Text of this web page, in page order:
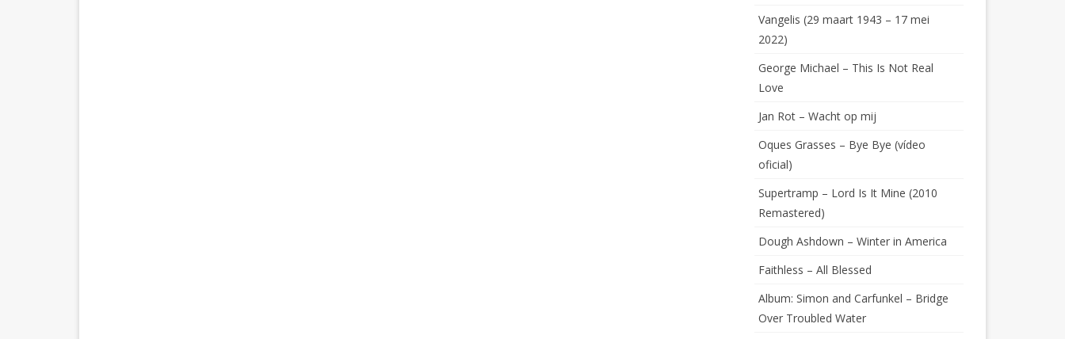
Vangelis (29 maart 1943 – 17 mei
2022)
George Michael – This Is Not Real
Love
Jan Rot – Wacht op mij
Oques Grasses – Bye Bye (vídeo
oficial)
Supertramp – Lord Is It Mine (2010
Remastered)
Dough Ashdown – Winter in America
Faithless – All Blessed
Album: Simon and Carfunkel – Bridge
Over Troubled Water